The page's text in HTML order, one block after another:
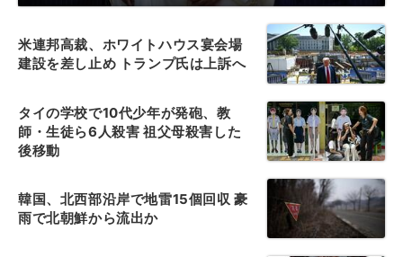
米連邦高裁、ホワイトハウス宴会場
建設を差し止め トランプ氏は上訴へ
タイの学校で10代少年が発砲、教
師・生徒ら6人殺害 祖父母殺害した
後移動
韓国、北西部沿岸で地雷15個回収 豪
雨で北朝鮮から流出か